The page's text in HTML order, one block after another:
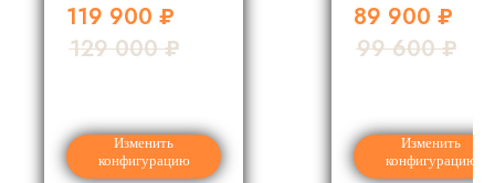
119 900 ₽
129 000 ₽
Изменить
конфигурацию
89 900 ₽
99 600 ₽
Изменить
конфигурацию